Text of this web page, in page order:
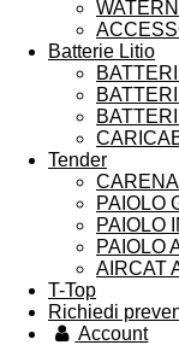
Batterie Litio
Tender
PAIOLO
PAIOLO
PAIOLO
AIRCAT
T-Top
Richiedi
Account